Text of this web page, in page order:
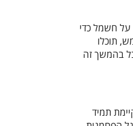
חשמל כדי
תוכלו
בהמשך זה
תמיד